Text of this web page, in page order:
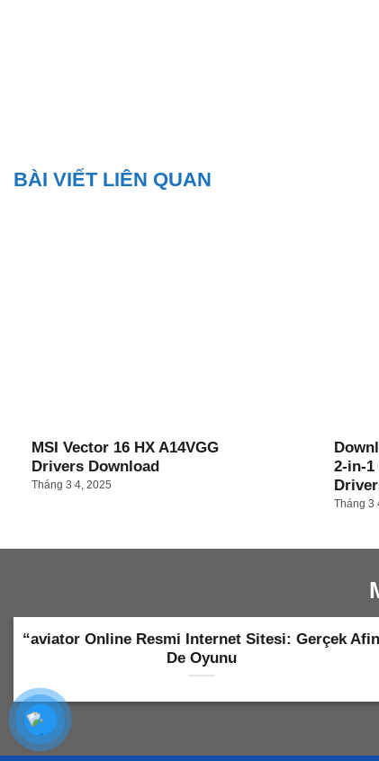
BÀI VIẾT LIÊN QUAN
MSI Vector 16 HX A14VGG
Drivers Download
Tháng 3 4, 2025
2-in-1
Tháng 3
“aviator Online Resmi Internet Sitesi: Gerçek Afin
De Oyunu